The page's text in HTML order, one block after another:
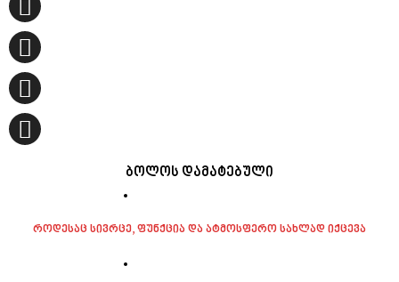
ბოლოს დამატებული
როდესაც სივრცე, ფუნქცია და ატმოსფერო სახლად იქცევა